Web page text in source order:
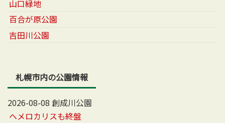
山口緑地
百合が原公園
吉田川公園
札幌市内の公園情報
2026-08-08 創成川公園
ヘメロカリスも終盤